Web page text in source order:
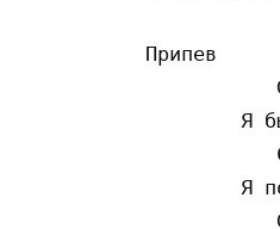
Припев